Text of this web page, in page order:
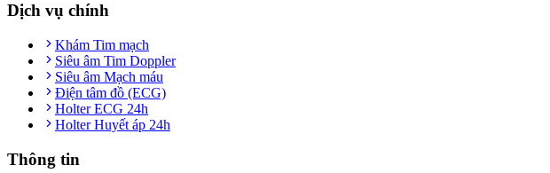
Dịch vụ chính
Khám Tim mạch
Siêu âm Tim Doppler
Siêu âm Mạch máu
Điện tâm đồ (ECG)
Holter ECG 24h
Holter Huyết áp 24h
Thông tin